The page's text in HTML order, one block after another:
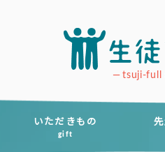
tsuji-full
いただきもの
gift